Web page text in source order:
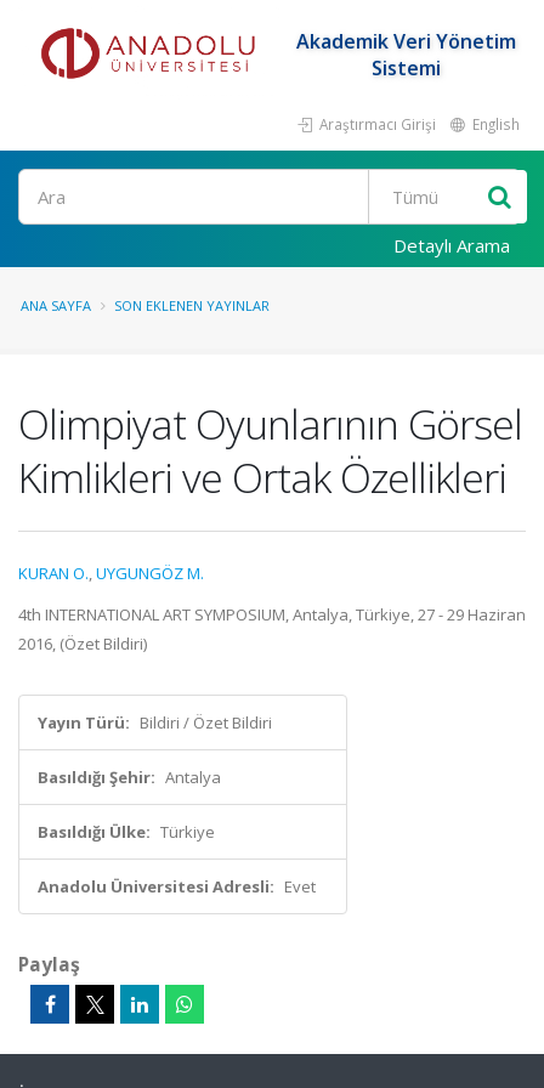
Akademik Veri Yönetim
Sistemi
Araştırmacı Girişi English
Ara
Detaylı Arama
ANA SAYFA SON EKLENEN YAYINLAR
Olimpiyat Oyunlarının Görsel
Kimlikleri ve Ortak Özellikleri
KURAN O.,UYGUNGÖZ M.
4th INTERNATIONAL ART SYMPOSIUM, Antalya, Türkiye, 27 - 29 Haziran
2016, (Özet Bildiri)
Yayın Türü: Bildiri / Özet Bildiri
Basıldığı Şehir: Antalya
Basıldığı Ülke: Türkiye
Anadolu Üniversitesi Adresli: Evet
Paylaş